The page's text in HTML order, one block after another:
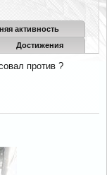
активность
Достижения
против ?